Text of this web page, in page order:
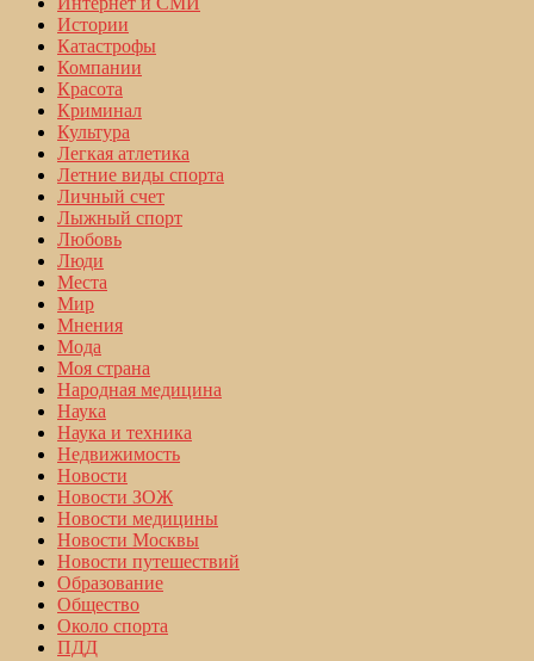
Истории
Катастрофы
Компании
Красота
Криминал
Культура
Легкая атлетика
Летние виды спорта
Личный счет
Лыжный спорт
Любовь
Люди
Места
Мир
Мнения
Мода
Моя страна
Народная медицина
Наука
Наука и техника
Недвижимость
Новости
Новости ЗОЖ
Новости медицины
Новости Москвы
Новости путешествий
Образование
Общество
Около спорта
ПДД